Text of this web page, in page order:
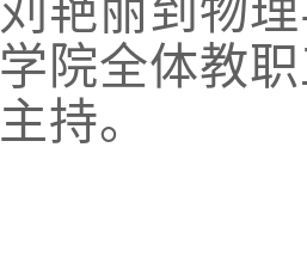
刘艳丽到物
学院全体教
主持。